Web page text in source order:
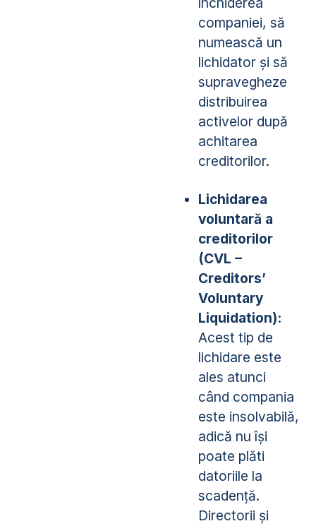
companiei, să
numească un
lichidator și să
supravegheze
distribuirea
activelor după
achitarea
creditorilor.
Lichidarea
voluntară a
creditorilor
(CVL –
Creditors’
Voluntary
Liquidation):
Acest tip de
lichidare este
ales atunci
când compania
este insolvabilă,
adică nu își
poate plăti
datoriile la
scadență.
Directorii și